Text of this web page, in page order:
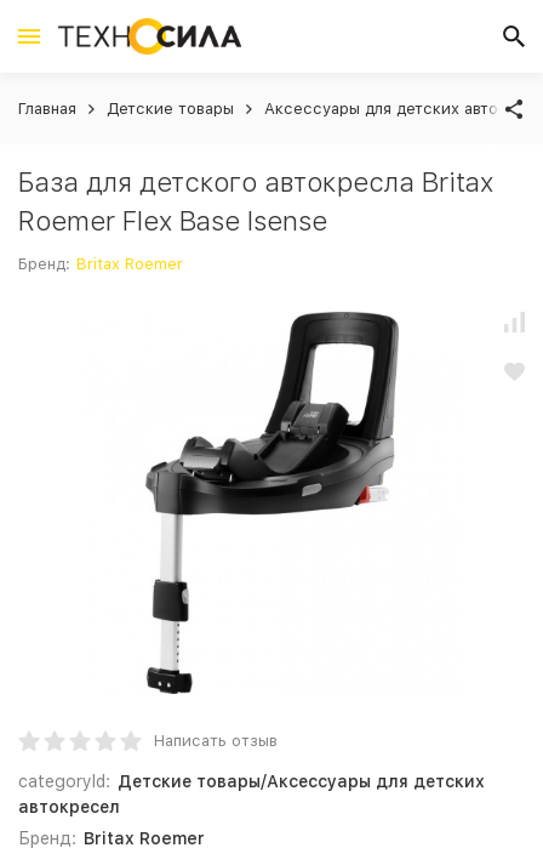
Главная Детские товары Аксессуары для детских
База для детского автокресла Britax
Roemer Flex Base Isense
Бренд: Britax Roemer
Написать отзыв
categoryId: Детские товары/Аксессуары для детских
автокресел
Бренд: Britax Roemer